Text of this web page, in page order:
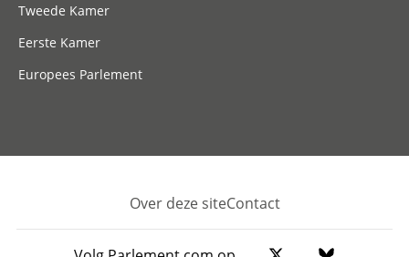
Tweede Kamer
Eerste Kamer
Europees Parlement
Footer
Over deze siteContact